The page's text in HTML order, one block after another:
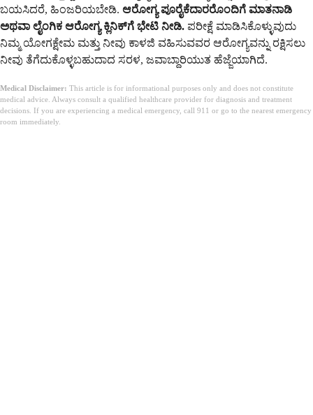
ಬಯಸಿದರೆ, ಹಿಂಜರಿಯಬೇಡಿ. ಆರೋಗ್ಯ ಪೂರೈಕೆದಾರರೊಂದಿಗೆ ಮಾತನಾಡಿ
ಅಥವಾ ಲೈಂಗಿಕ ಆರೋಗ್ಯ ಕ್ಲಿನಿಕ್‌ಗೆ ಭೇಟಿ ನೀಡಿ. ಪರೀಕ್ಷೆ ಮಾಡಿಸಿಕೊಳ್ಳುವುದು
ನಿಮ್ಮ ಯೋಗಕ್ಷೇಮ ಮತ್ತು ನೀವು ಕಾಳಜಿ ವಹಿಸುವವರ ಆರೋಗ್ಯವನ್ನು ರಕ್ಷಿಸಲು
ನೀವು ತೆಗೆದುಕೊಳ್ಳಬಹುದಾದ ಸರಳ, ಜವಾಬ್ದಾರಿಯುತ ಹೆಜ್ಜೆಯಾಗಿದೆ.
Medical Disclaimer: This article is for informational purposes only and does not constitute
medical advice. Always consult a qualified healthcare provider for diagnosis and treatment
decisions. If you are experiencing a medical emergency, call 911 or go to the nearest emergency
room immediately.